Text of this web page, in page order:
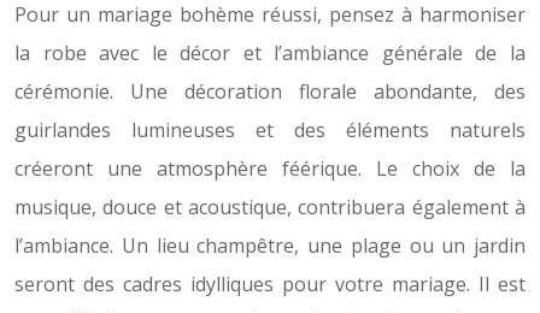
Pour un mariage bohème réussi, pensez à harmoniser
la robe avec le décor et l’ambiance générale de la
cérémonie. Une décoration florale abondante, des
guirlandes lumineuses et des éléments naturels
créeront une atmosphère féérique. Le choix de la
musique, douce et acoustique, contribuera également à
l’ambiance. Un lieu champêtre, une plage ou un jardin
seront des cadres idylliques pour votre mariage. Il est